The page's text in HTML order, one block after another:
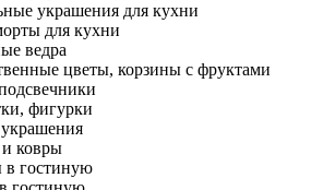
украшения для кухни
для кухни
ведра
цветы, корзины с фруктами
фигурки
ковры
гостиную